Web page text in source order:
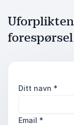
forespørsel
Ditt navn *
Email *